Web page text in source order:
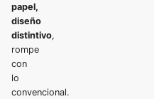
papel,
diseño
distintivo,
rompe
con
lo
convencional.